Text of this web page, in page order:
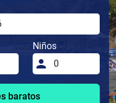
Niños
baratos